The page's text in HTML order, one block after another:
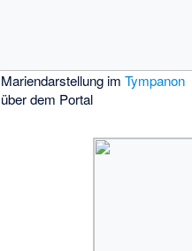
Mariendarstellung imTympanon
über dem Portal